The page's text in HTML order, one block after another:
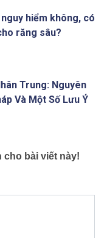
hiểm không, có
răng sâu?
Trung: Nguyên
Và Một Số Lưu Ý
bài viết này!